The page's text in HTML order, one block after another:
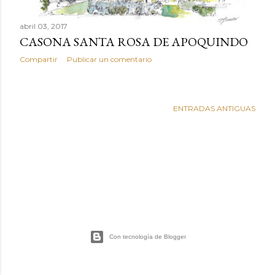
abril 03, 2017
CASONA SANTA ROSA DE APOQUINDO
Compartir Publicar un comentario
ENTRADAS ANTIGUAS
Con tecnología de Blogger